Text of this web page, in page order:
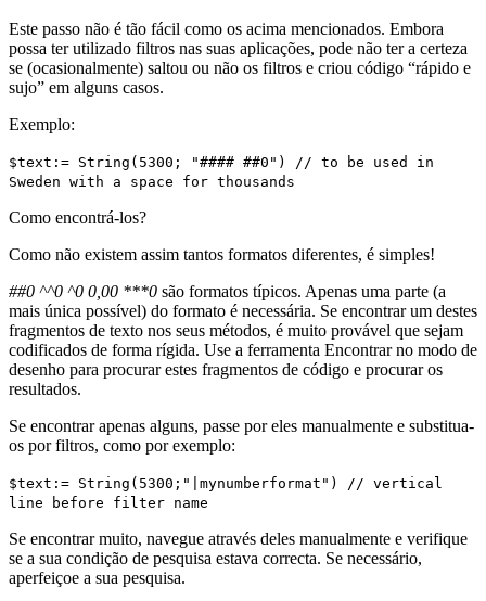
Este passo não é tão fácil como os acima mencionados. Embora
possa ter utilizado filtros nas suas aplicações, pode não ter a certeza
se (ocasionalmente) saltou ou não os filtros e criou código “rápido e
sujo” em alguns casos.
Exemplo:
$text := String (5300; "#### ##0")
// to be used in
Sweden with a space for thousands
Como encontrá-los?
Como não existem assim tantos formatos diferentes, é simples!
##0 ^^0 ^0 0,00 ***0 são formatos típicos. Apenas uma parte (a
mais única possível) do formato é necessária. Se encontrar um destes
fragmentos de texto nos seus métodos, é muito provável que sejam
codificados de forma rígida. Use a ferramenta Encontrar no modo de
desenho para procurar estes fragmentos de código e procurar os
resultados.
Se encontrar apenas alguns, passe por eles manualmente e substitua-
os por filtros, como por exemplo:
$text := String (5300;"|mynumberformat") // vertical
line before filter name
Se encontrar muito, navegue através deles manualmente e verifique
se a sua condição de pesquisa estava correcta. Se necessário,
aperfeiçoe a sua pesquisa.